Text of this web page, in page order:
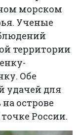
морском
Ученые
территории
Обе
удачей для
острове
России.